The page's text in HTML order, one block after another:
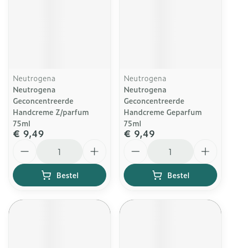
Neutrogena
Neutrogena
Geconcentreerde
Handcreme Z/parfum
75ml
€ 9,49
Bestel
Neutrogena
Neutrogena
Geconcentreerde
Handcreme Geparfum
75ml
€ 9,49
Bestel